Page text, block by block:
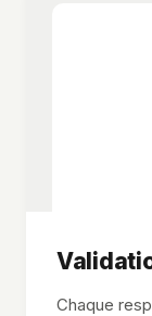
Chaque